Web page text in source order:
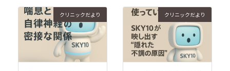
クリニックだより クリニックだより